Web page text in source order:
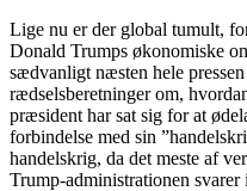
Lige nu er der global tumult,
Donald Trumps økonomiske
sædvanligt næsten hele
rædselsberetninger om,
præsident har sat sig for at
forbindelse med sin
handelskrig, da det meste af
Trump-administrationen svarer